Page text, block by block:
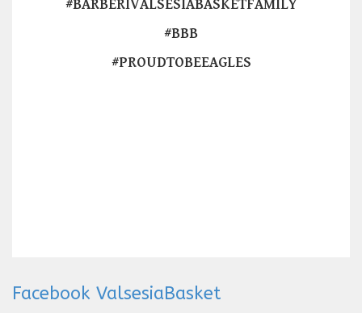
#BARBERIVALSESIABASKETFAMILY
#BBB
#PROUDTOBEEAGLES
Facebook ValsesiaBasket